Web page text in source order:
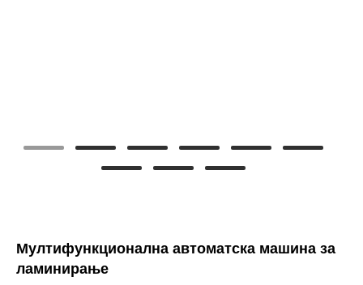
Мултифункционална автоматска машина за
ламинирање